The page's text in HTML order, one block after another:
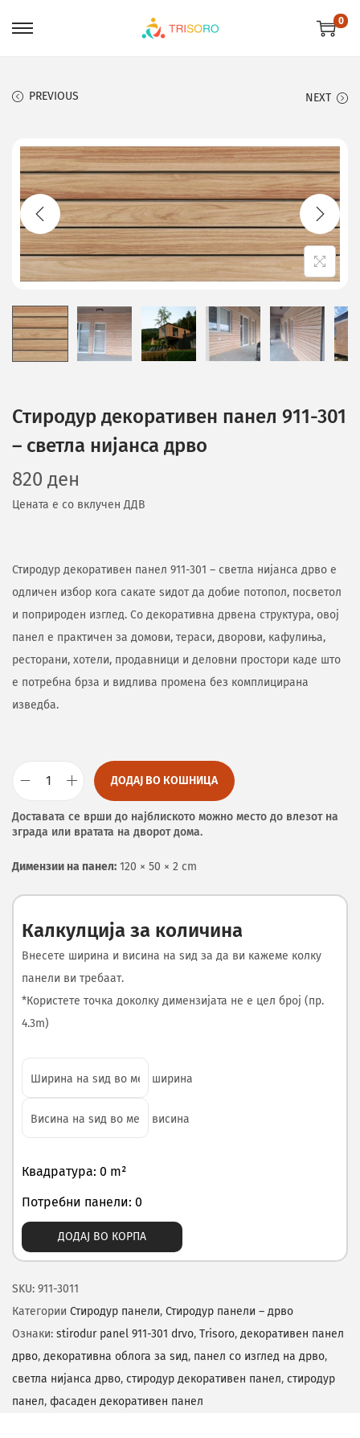
0
PREVIOUS NEXT
Стиродур декоративен панел 911-301
– светла нијанса дрво
820 ден
Цената е со вклучен ДДВ
Стиродур декоративен панел 911-301 – светла нијанса дрво е
одличен избор кога сакате ѕидот да добие потопол, посветол
и поприроден изглед. Со декоративна дрвена структура, овој
панел е практичен за домови, тераси, дворови, кафулиња,
ресторани, хотели, продавници и деловни простори каде што
е потребна брза и видлива промена без комплицирана
изведба.
ДОДАЈ ВО КОШНИЦА
Доставата се врши до најблиското можно место до влезот на
зграда или вратата на дворот дома.
Димензии на панел: 120 × 50 × 2 cm
Калкулција за количина
Внесете ширина и висина на ѕид за да ви кажеме колку
панели ви требаат.
*Користете точка доколку димензијата не е цел број (пр.
4.3m)
ширина
висина
Квадратура: 0 m²
Потребни панели: 0
ДОДАЈ ВО КОРПА
SKU: 911-3011
Категории Стиродур панели, Стиродур панели – дрво
Ознаки: stirodur panel 911-301 drvo, Trisoro, декоративен панел
дрво, декоративна облога за ѕид, панел со изглед на дрво,
светла нијанса дрво, стиродур декоративен панел, стиродур
панел, фасаден декоративен панел